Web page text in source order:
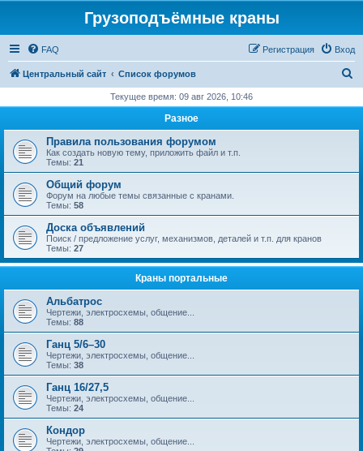
Грузоподъёмные краны
FAQ Вход
Регистрация
Центральный сайт Список форумов
с
Текущее время: 09 авг 2026, 10:46
Разное
Правила пользования форумом
Как создать новую тему, приложить файл и т.п.
Темы: 21
Общий форум
Форум на любые темы связанные с кранами.
Темы: 58
Доска объявлений
Поиск / предложение услуг, механизмов, деталей и т.п. для кранов
Темы: 27
Краны портальные
Альбатрос
Чертежи, электросхемы, общение...
Темы: 88
Ганц 5/6–30
Чертежи, электросхемы, общение...
Темы: 38
Ганц 16/27,5
Чертежи, электросхемы, общение...
Темы: 24
Кондор
Чертежи, электросхемы, общение...